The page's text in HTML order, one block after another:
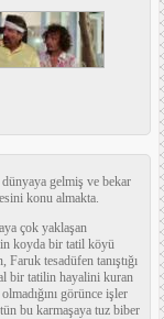
gelmiş ve bekar
konu almakta.
çok yaklaşan
koyda bir tatil köyü
tesadüfen tanıştığı
bir tatilin hayalini kuran
görünce işler
bu karmaşaya tuz biber